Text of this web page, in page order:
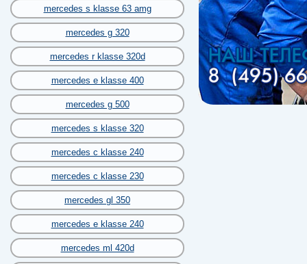
mercedes s klasse 63 amg
mercedes g 320
mercedes r klasse 320d
mercedes e klasse 400
mercedes g 500
mercedes s klasse 320
mercedes c klasse 240
mercedes c klasse 230
mercedes gl 350
mercedes e klasse 240
mercedes ml 420d